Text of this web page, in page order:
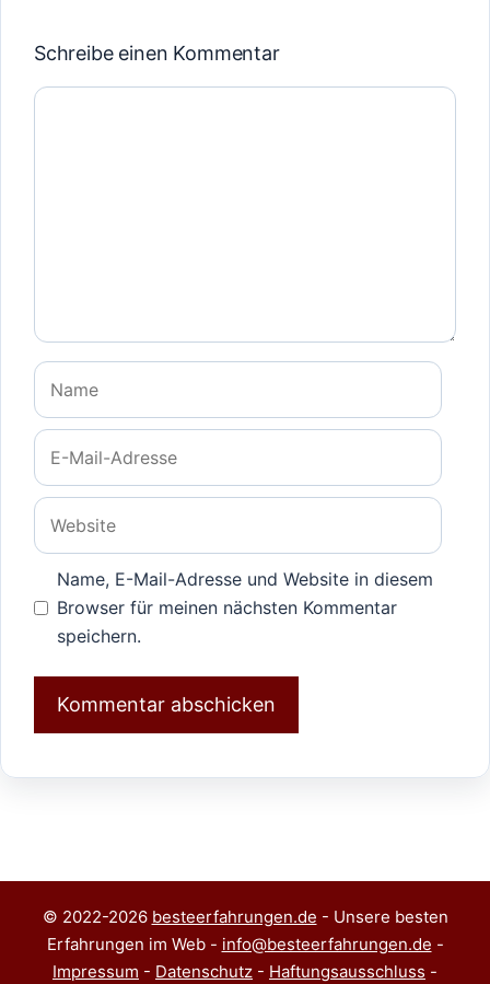
Schreibe einen Kommentar
Kommentar
Name
E-
Mail-
Adresse
Website
Name, E-Mail-Adresse und Website in diesem
Browser für meinen nächsten Kommentar
speichern.
© 2022-2026 besteerfahrungen.de - Unsere besten
Erfahrungen im Web - info@besteerfahrungen.de -
Impressum - Datenschutz - Haftungsausschluss -